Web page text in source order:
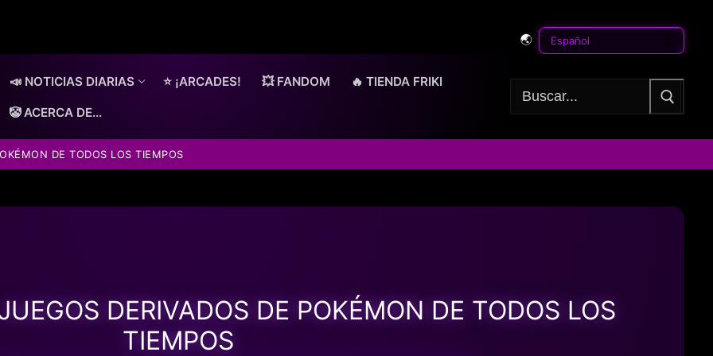
🌏
📣 NOTICIAS DIARIAS ⭐ ¡ARCADES! 💥 FANDOM 🔥 TIENDA FRIKI
🤡 ACERCA DE…
Buscar:
DE TODOS LOS TIEMPOS
DERIVADOS DE POKÉMON DE TODOS LOS
TIEMPOS